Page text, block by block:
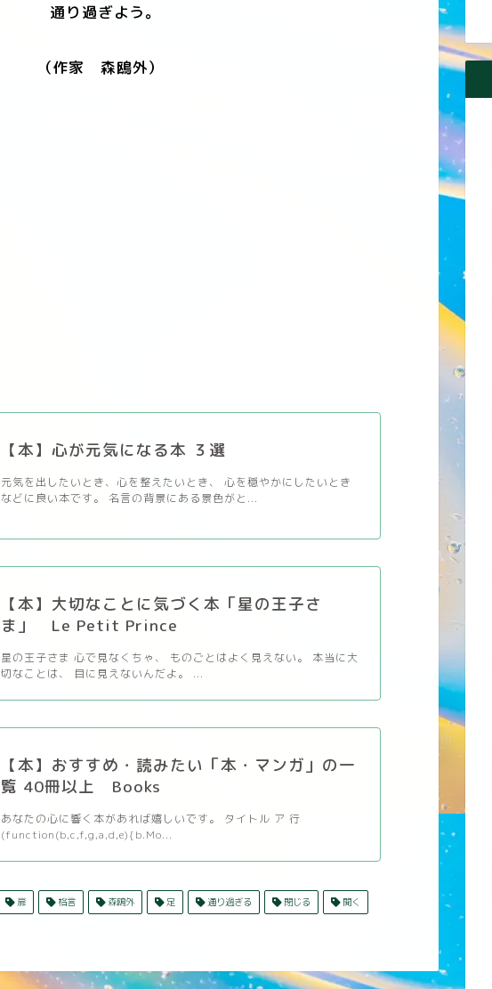
通り過ぎよう。
（作家 森鴎外）
【本】心が元気になる本 ３選
元気を出したいとき、心を整えたいとき、 心を穏やかにしたいとき
などに良い本です。 名言の背景にある景色がと...
【本】大切なことに気づく本「星の王子さ
ま」 Le Petit Prince
星の王子さま 心で見なくちゃ、 ものごとはよく見えない。 本当に大
切なことは、 目に見えないんだよ。 ...
【本】おすすめ・読みたい「本・マンガ」の一
覧 40冊以上 Books
あなたの心に響く本があれば嬉しいです。 タイトル ア 行
(function(b,c,f,g,a,d,e){b.Mo...
扉 格言 森鴎外 足 通り過ぎる 閉じる 開く